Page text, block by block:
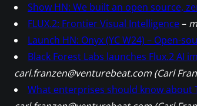
Show HN: We built an open source,
FLUX.2: Frontier Visual Intelligence–
Launch HN: Onyx (YC W24) – Open-
Black Forest Labs launches Flux.2 AI
carl.franzen@venturebeat.com (Carl
What enterprises should know about